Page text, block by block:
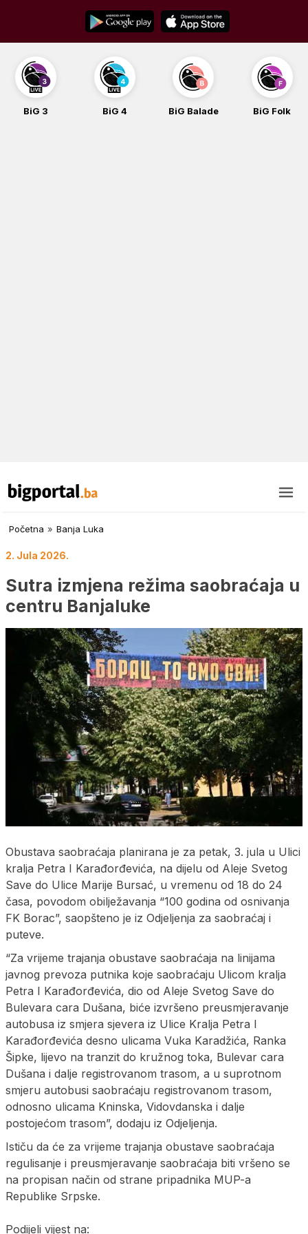
content
BiG 3 BiG 4 BiG Balade BiG Folk
Početna » Banja Luka
2. Jula 2026.
Sutra izmjena režima saobraćaja u
centru Banjaluke
Obustava saobraćaja planirana je za petak, 3. jula u Ulici
kralja Petra I Karađorđevića, na dijelu od Aleje Svetog
Save do Ulice Marije Bursać, u vremenu od 18 do 24
časa, povodom obilježavanja “100 godina od osnivanja
FK Borac”, saopšteno je iz Odjeljenja za saobraćaj i
puteve.
“Za vrijeme trajanja obustave saobraćaja na linijama
javnog prevoza putnika koje saobraćaju Ulicom kralja
Petra I Karađorđevića, dio od Aleje Svetog Save do
Bulevara cara Dušana, biće izvršeno preusmjeravanje
autobusa iz smjera sjevera iz Ulice Kralja Petra I
Karađorđevića desno ulicama Vuka Karadžića, Ranka
Šipke, lijevo na tranzit do kružnog toka, Bulevar cara
Dušana i dalje registrovanom trasom, a u suprotnom
smjeru autobusi saobraćaju registrovanom trasom,
odnosno ulicama Kninska, Vidovdanska i dalje
postojećom trasom”, dodaju iz Odjeljenja.
Ističu da će za vrijeme trajanja obustave saobraćaja
regulisanje i preusmjeravanje saobraćaja biti vršeno se
na propisan način od strane pripadnika MUP-a
Republike Srpske.
Podijeli vijest na: